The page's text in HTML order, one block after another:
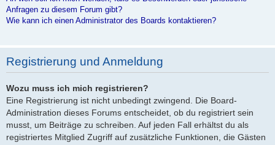
Anfragen zu diesem Forum gibt?
Wie kann ich einen Administrator des Boards kontaktieren?
Registrierung und Anmeldung
Wozu muss ich mich registrieren?
Eine Registrierung ist nicht unbedingt zwingend. Die Board-
Administration dieses Forums entscheidet, ob du registriert sein
musst, um Beiträge zu schreiben. Auf jeden Fall erhältst du als
registriertes Mitglied Zugriff auf zusätzliche Funktionen, die Gästen